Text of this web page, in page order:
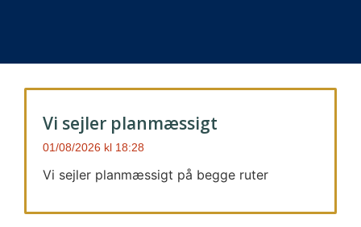
Vi sejler planmæssigt
01/08/2026 18:28
Vi sejler planmæssigt på begge ruter